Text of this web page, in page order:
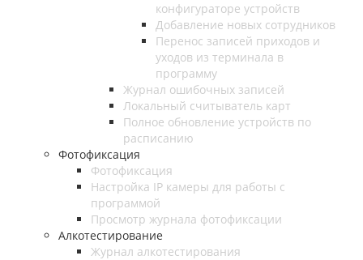
конфигураторе устройств
Добавление новых сотрудников
Перенос записей приходов и
уходов из терминала в
программу
Журнал ошибочных записей
Локальный считыватель карт
Полное обновление устройств по
расписанию
Фотофиксация
Фотофиксация
Настройка IP камеры для работы с
программой
Просмотр журнала фотофиксации
Алкотестирование
Журнал алкотестирования